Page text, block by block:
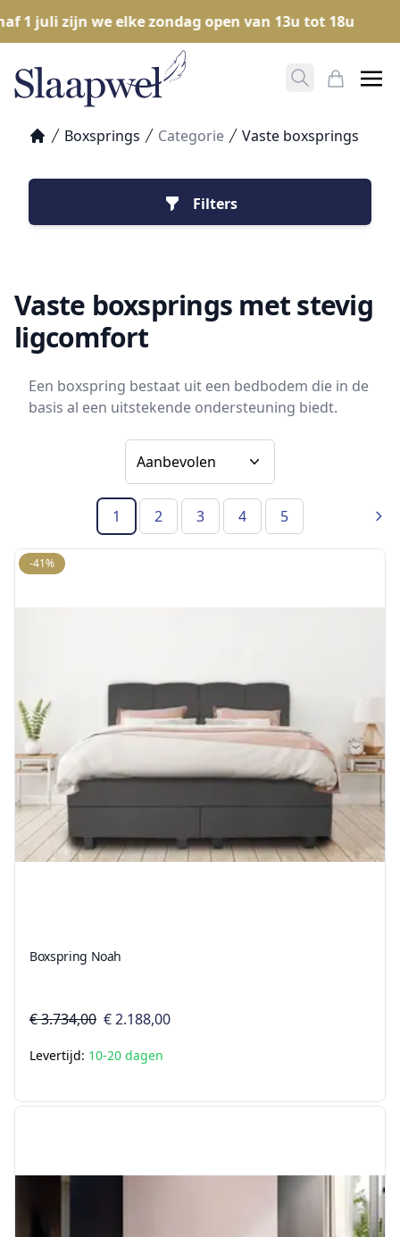
juli zijn we elke zondag open van 13u tot 18u
ZoekenMijn
Boxsprings Categorie Vaste boxsprings
Filters
Vaste boxsprings met stevig
ligcomfort
Een boxspring bestaat uit een bedbodem die in de
basis al een uitstekende ondersteuning biedt.
Sorteer op
1(Huidige pagina)
2 3 4 5
-41%
Boxspring Noah
€ 3.734,00 € 2.188,00
Levertijd: 10-20 dagen